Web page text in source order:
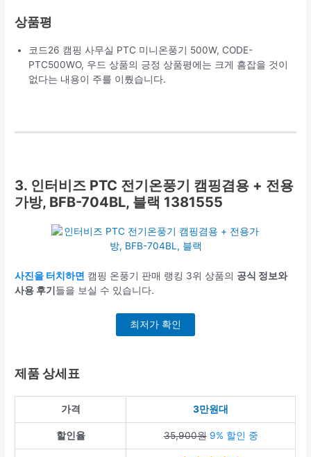
상품평
코드26 캠핑 사무실 PTC 미니온풍기 500W, CODE-
PTC500WO, 우드 상품의 긍정 상품평에는 크게 흠잡을 것이
없다는 내용이 주를 이뤘습니다.
3. 인터비즈 PTC 전기온풍기 캠핑겸용 + 전용
가방, BFB-704BL, 블랙 1381555
사진을 터치하면 캠핑 온풍기 판매 랭킹 3위 상품의 공식 정보와
사용 후기 들을 보실 수 있습니다.
최저가 확인
제품 상세표
가격 3만원대
할인율 35,900원 9% 할인 중